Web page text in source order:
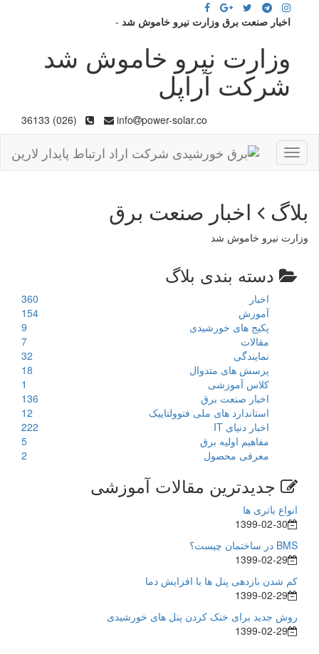
اخبار صنعت برق وزارت نیرو خاموش شد -
وزارت نیرو خاموش شد
شرکت آراپل
info power-solar.co
(026) 36133
Toggle
navigation
بلاگ اخبار صنعت برق
وزارت نیرو خاموش شد
دسته بندی بلاگ
اخبار
360
آموزش
154
پکیج های خورشیدی
9
مقالات
7
نمایندگی
32
پرسش های متدوال
18
کلاس آموزشی
1
اخبار صنعت برق
136
استاندارد های ملی فتوولتاییک
12
اخبار دنیای IT
222
مفاهیم اولیه برق
5
معرفی محصول
2
جدیدترین مقالات آموزشی
انواع باتری ها
1399-02-30
BMS در ساختمان چیست؟
1399-02-29
کم شدن بازدهی پنل ها با افزایش دما
1399-02-29
روش جدید برای خنک کردن پنل های خورشیدی
1399-02-29